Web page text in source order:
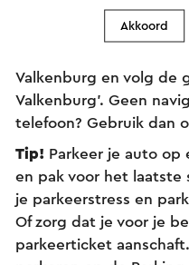
vragen we je om met
geen andere
Valkenburg en volg de
Valkenburg’. Geen
telefoon? Gebruik dan
Tip! Parkeer je auto op
en pak voor het laatste
je parkeerstress en
Of zorg dat je voor je
parkeerticket
Akkoord